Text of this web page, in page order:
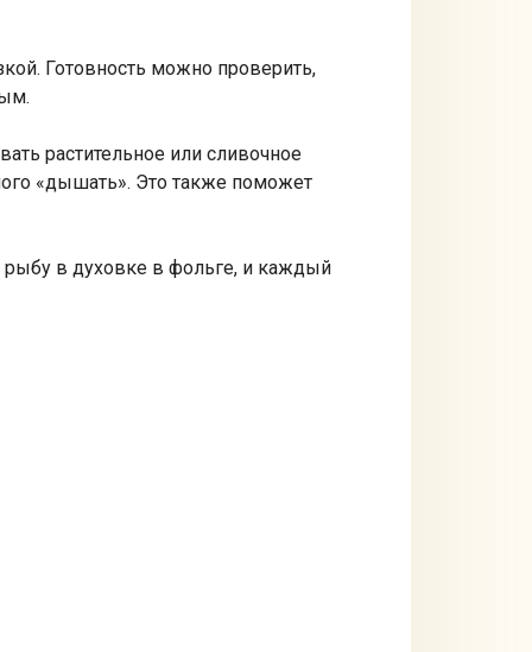
Готовность можно проверить,
растительное или сливочное
«дышать». Это также поможет
рыбу в духовке в фольге, и каждый